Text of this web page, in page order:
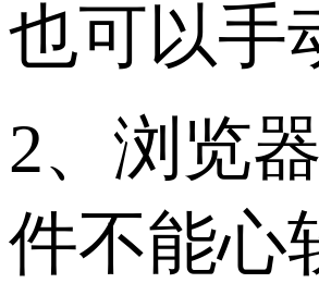
也可以手
2、浏览
件不能心